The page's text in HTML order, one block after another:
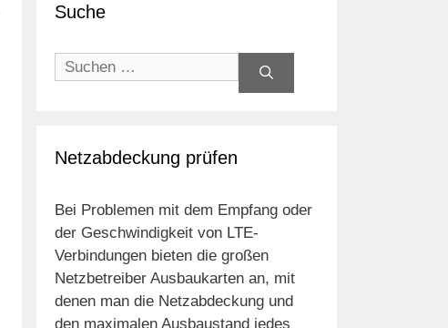
Suche
Suchen
nach:
Netzabdeckung prüfen
Bei Problemen mit dem Empfang oder
der Geschwindigkeit von LTE-
Verbindungen bieten die großen
Netzbetreiber Ausbaukarten an, mit
denen man die Netzabdeckung und
den maximalen Ausbaustand jedes